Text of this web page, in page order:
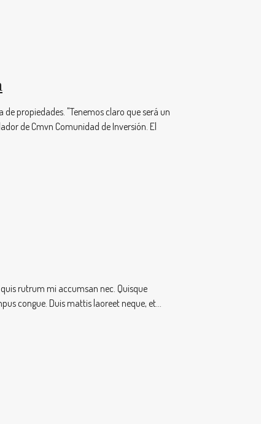
propiedades. "Tenemos claro que será un
de Cmvn Comunidad de Inversión. El
rutrum mi accumsan nec. Quisque
congue. Duis mattis laoreet neque, et...